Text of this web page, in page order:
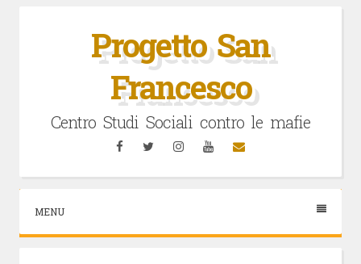
Progetto San
Francesco
Centro Studi Sociali contro le mafie
FacebookTwitterInstagramYouTubeEmail
MENU